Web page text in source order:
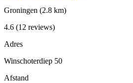
Groningen (2.8 km)
4.6 (12 reviews)
Adres
Winschoterdiep 50
Afstand